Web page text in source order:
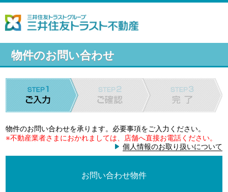
物件のお問い合わせ
物件のお問い合わせを承ります。必要事項をご入力ください。
※不動産業者さまにおかれましては、店舗へ直接お電話ください。
個人情報のお取り扱いについて
お問い合わせ物件